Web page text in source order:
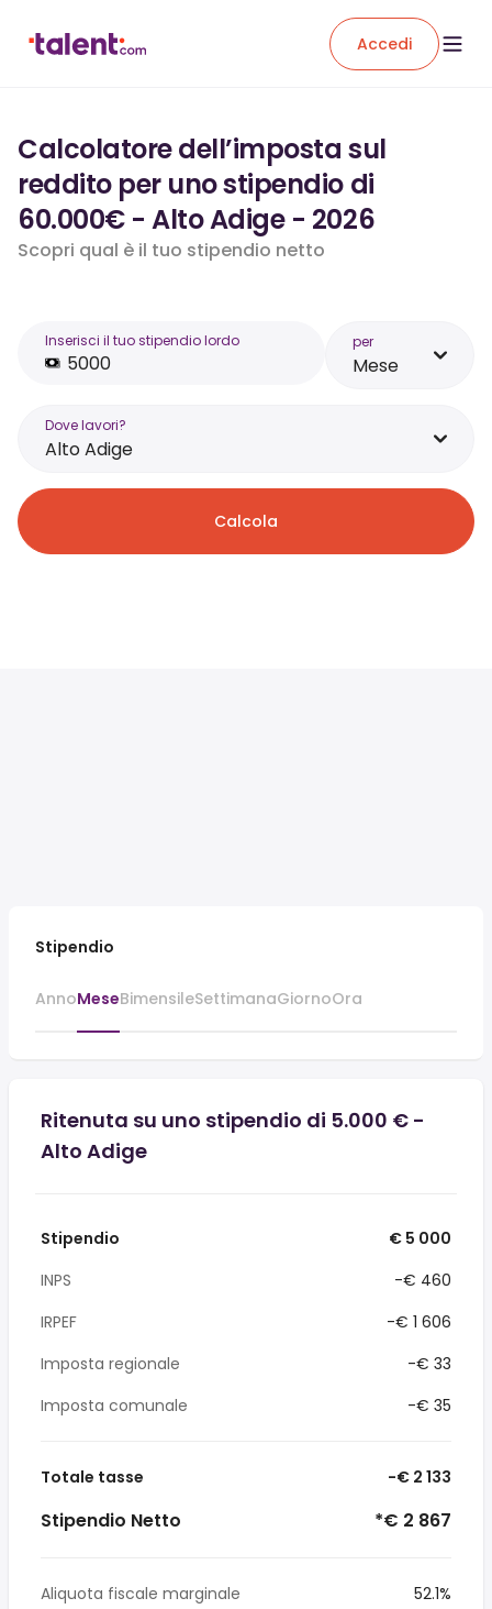
Accedi
Calcolatore dell’imposta sul
reddito per uno stipendio di
60.000€ - Alto Adige - 2026
Scopri qual è il tuo stipendio netto
Inserisci il tuo stipendio lordo per
Mese
Dove lavori?
Alto Adige
Calcola
Stipendio
AnnoMeseBimensileSettimanaGiornoOra
Ritenuta su uno stipendio di 5.000 € -
Alto Adige
Stipendio
€ 5 000
INPS
-€ 460
IRPEF
-€ 1 606
Imposta regionale
-€ 33
Imposta comunale
-€ 35
Totale tasse -€ 2 133
Stipendio Netto *€ 2 867
Aliquota fiscale marginale
52.1%